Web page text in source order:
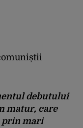
debutului
matur, care
prin mari